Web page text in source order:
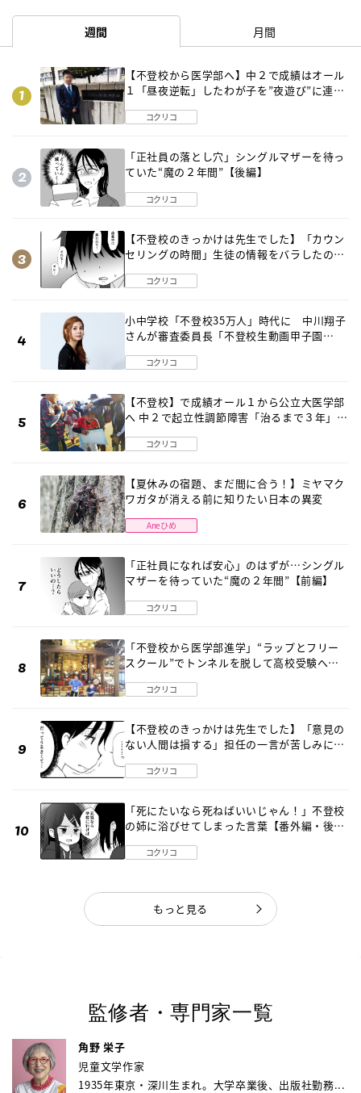
週間 月間
【不登校から医学部へ】中２で成績はオール
１「昼夜逆転」したわが子を”夜遊び”に連れ
コクリコ
「正社員の落とし穴」シングルマザーを待っ
ていた“魔の２年間”【後編】
コクリコ
【不登校のきっかけは先生でした】「カウン
セリングの時間」生徒の情報をバラしたの
コクリコ
小中学校「不登校35万人」時代に 中川翔子
さんが審査委員長「不登校生動画甲子園
コクリコ
【不登校】で成績オール１から公立大医学部
へ 中２で起立性調節障害「治るまで３年」の
コクリコ
【夏休みの宿題、まだ間に合う！】ミヤマク
ワガタが消える前に知りたい日本の異変
Aneひめ
「正社員になれば安心」のはずが…シングル
マザーを待っていた“魔の２年間”【前編】
コクリコ
「不登校から医学部進学」“ラップとフリー
スクール”でトンネルを脱して高校受験へ
コクリコ
【不登校のきっかけは先生でした】「意見の
ない人間は損する」担任の一言が苦しみに…
コクリコ
「死にたいなら死ねばいいじゃん！」不登校
の姉に浴びせてしまった言葉【番外編・後
コクリコ
もっと見る
監修者・専門家一覧
角野 栄子
児童文学作家
1935年東京・深川生まれ。大学卒業後、出版社勤務...